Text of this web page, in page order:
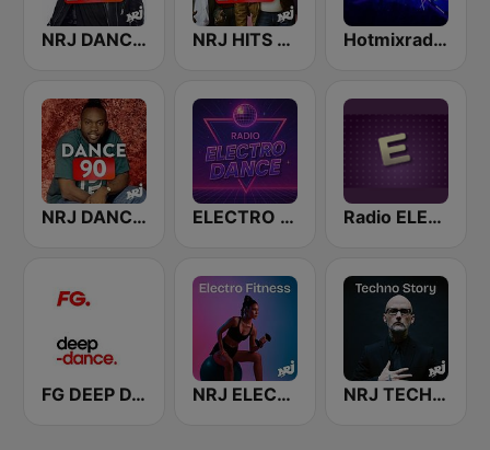
NRJ DANCE 2000' NRJ HITS 2000' Hotmixradio Electro Dance
NRJ DANCE 90 ELECTRO DANCE Radio ELECTRO
FG DEEP DANCE NRJ ELECTRO FITNESS NRJ TECHNO STORY